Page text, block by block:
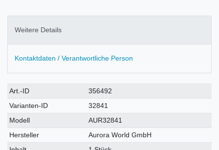
Weitere Details
Kontaktdaten / Verantwortliche Person
Technisches
Merkmal
Wert
Art.-ID
356492
Varianten-ID
32841
Modell
AUR32841
Hersteller
Aurora World GmbH